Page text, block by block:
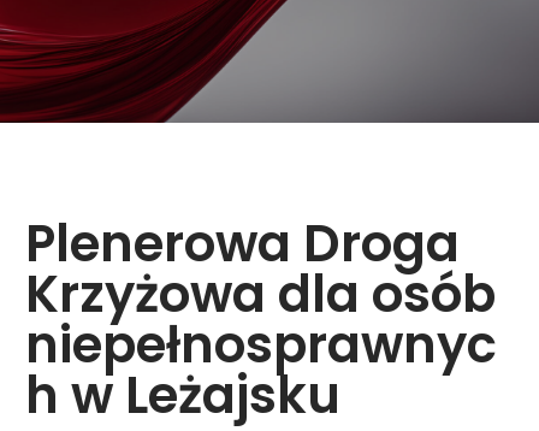
Plenerowa Droga
Krzyżowa dla osób
niepełnosprawnyc
h w Leżajsku